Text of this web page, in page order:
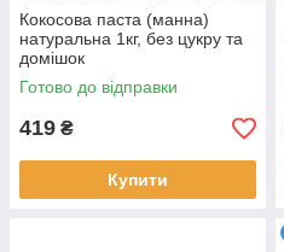
Кокосова паста (манна)
натуральна 1кг, без цукру та
домішок
Готово до відправки
419 ₴
Купити